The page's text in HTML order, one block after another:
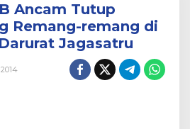
Ancam Tutup
Remang-remang di
Jagasatru